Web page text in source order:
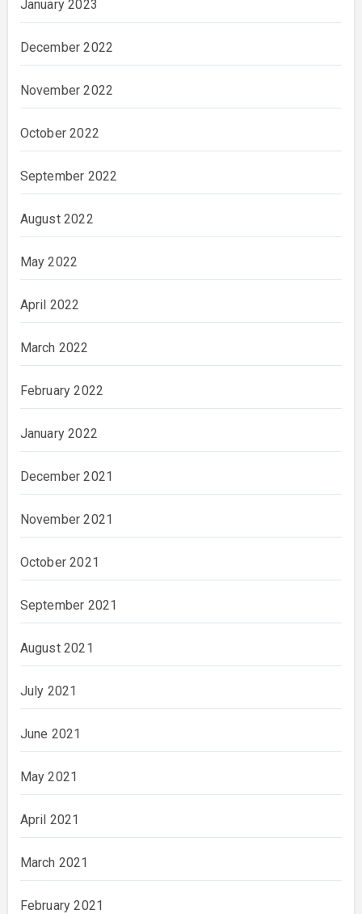
January 2023
December 2022
November 2022
October 2022
September 2022
August 2022
May 2022
April 2022
March 2022
February 2022
January 2022
December 2021
November 2021
October 2021
September 2021
August 2021
July 2021
June 2021
May 2021
April 2021
March 2021
February 2021